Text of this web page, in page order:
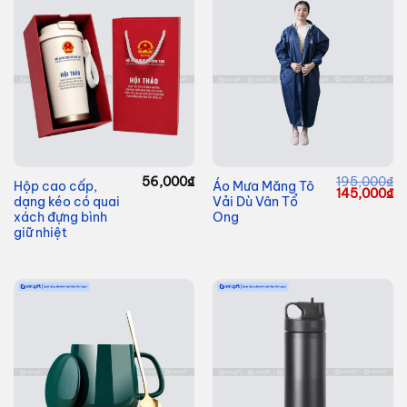
Hộp cao cấp,
dạng kéo có quai
xách đựng bình
giữ nhiệt
56,000₫
Áo Mưa Măng Tô
Vải Dù Vân Tổ
Ong
195,000₫
Giá
gốc
145,000₫